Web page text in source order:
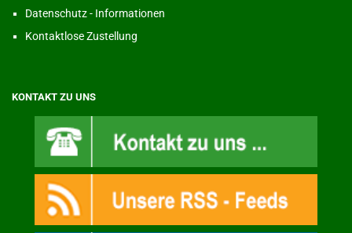
Datenschutz - Informationen
Kontaktlose Zustellung
KONTAKT ZU UNS